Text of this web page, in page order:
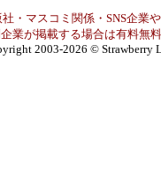
社・マスコミ関係・SNS企業
業が掲載する場合は有料無
2003-2026 © Strawberry